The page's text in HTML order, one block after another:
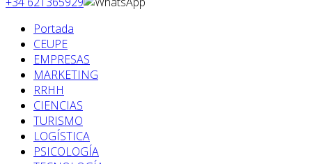
Portada
CEUPE
EMPRESAS
MARKETING
RRHH
CIENCIAS
TURISMO
LOGÍSTICA
PSICOLOGÍA